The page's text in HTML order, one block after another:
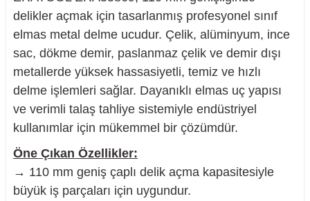
delikler açmak için tasarlanmış profesyonel sınıf
elmas metal delme ucudur. Çelik, alüminyum, ince
sac, dökme demir, paslanmaz çelik ve demir dışı
metallerde yüksek hassasiyetli, temiz ve hızlı
delme işlemleri sağlar. Dayanıklı elmas uç yapısı
ve verimli talaş tahliye sistemiyle endüstriyel
kullanımlar için mükemmel bir çözümdür.
Öne Çıkan Özellikler:
→ 110 mm geniş çaplı delik açma kapasitesiyle
büyük iş parçaları için uygundur.